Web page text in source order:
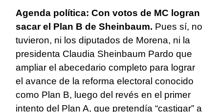
Agenda política: Con votos de MC logran
sacar el Plan B de Sheinbaum. Pues sí, no
tuvieron, ni los diputados de Morena, ni la
presidenta Claudia Sheinbaum Pardo que
ampliar el abecedario completo para lograr
el avance de la reforma electoral conocido
como Plan B, luego del revés en el primer
intento del Plan A, que pretendía “castigar” a